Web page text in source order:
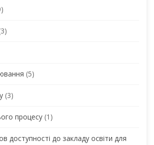
(5)
(3)
процесу (1)
доступності до закладу освіти для